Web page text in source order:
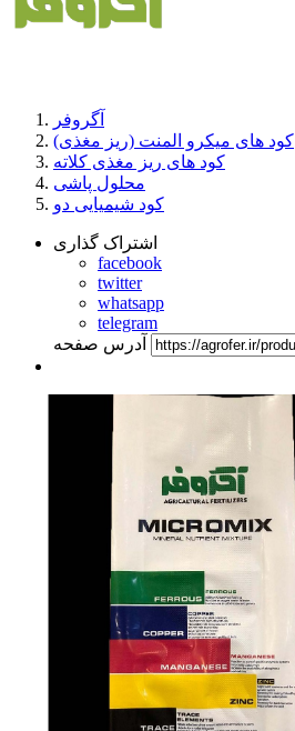
آگروفر
کود های میکرو المنت (ریز مغذی)
کود های ریز مغذی کلاته
محلول پاشی
کود شیمیایی دو
اشتراک گذاری
facebook
twitter
whatsapp
telegram
آدرس صفحه